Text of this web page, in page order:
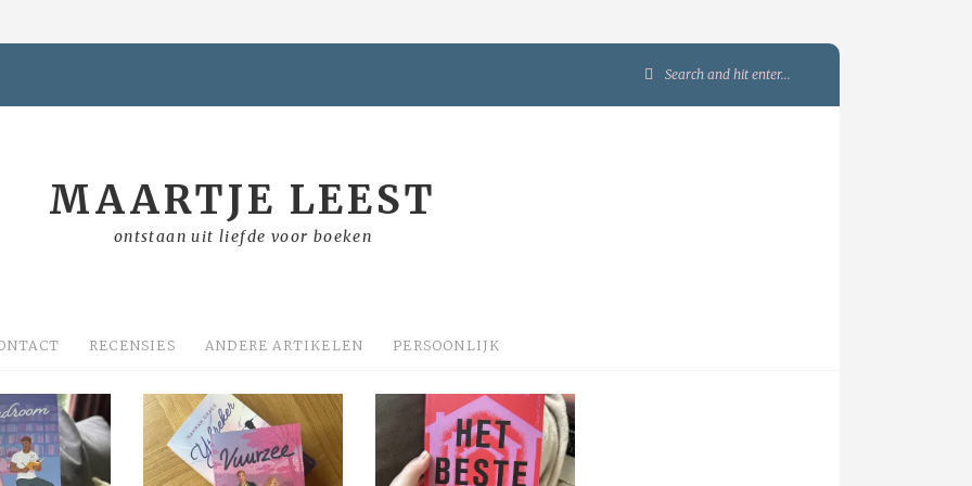
Search
MAARTJE LEEST
ontstaan uit liefde voor boeken
RECENSIES ANDERE ARTIKELEN PERSOONLIJK